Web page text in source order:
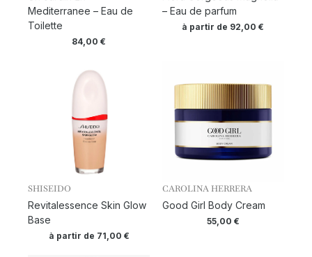
Mediterranee – Eau de
Toilette
84,00€
– Eau de parfum
à partir de 92,00€
SHISEIDO
Revitalessence Skin Glow
Base
à partir de 71,00 €
CAROLINA HERRERA
Good Girl Body Cream
55,00 €